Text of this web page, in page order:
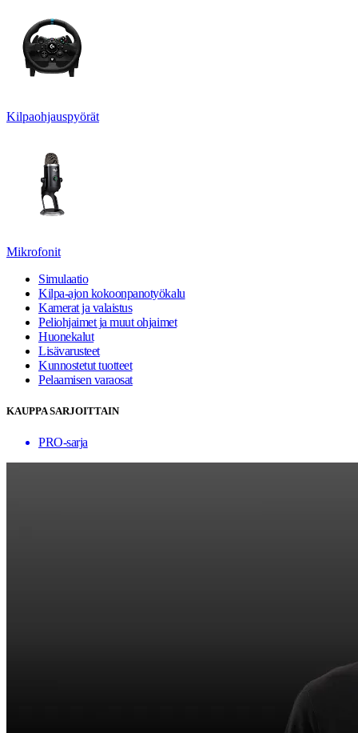
Kilpaohjauspyörät
Mikrofonit
Simulaatio
Kilpa-ajon kokoonpanotyökalu
Kamerat ja valaistus
Peliohjaimet ja muut ohjaimet
Huonekalut
Lisävarusteet
Kunnostetut tuotteet
Pelaamisen varaosat
KAUPPA SARJOITTAIN
PRO-sarja